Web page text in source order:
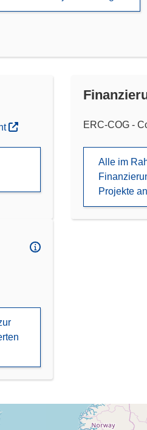
ERC-COG -
Alle im
Projekte